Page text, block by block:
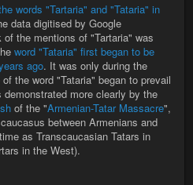
words "Tartaria" and "Tataria" in
data digitised by Google
the mentions of "Tartaria" was
word "Tataria" first began to be
ago. It was only during the
the word "Tataria" began to prevail
more clearly by the
of the "Armenian-Tatar Massacre",
between Armenians and
as Transcaucasian Tatars in
in the West).